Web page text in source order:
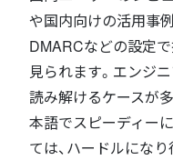
や国内向けの活用事例
DMARCなどの設定
見られます。エンジ
読み解けるケースが
本語でスピーディー
ては、ハードルになり